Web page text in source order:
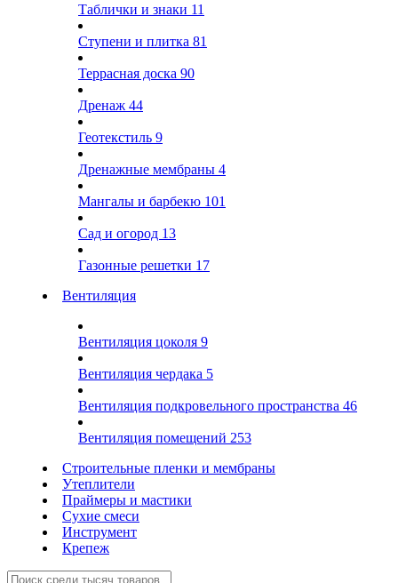
Таблички и знаки 11
Ступени и плитка 81
Террасная доска 90
Дренаж 44
Геотекстиль 9
Дренажные мембраны 4
Мангалы и барбекю 101
Сад и огород 13
Газонные решетки 17
Вентиляция
Вентиляция цоколя 9
Вентиляция чердака 5
Вентиляция подкровельного пространства 46
Вентиляция помещений 253
Строительные пленки и мембраны
Утеплители
Праймеры и мастики
Сухие смеси
Инструмент
Крепеж